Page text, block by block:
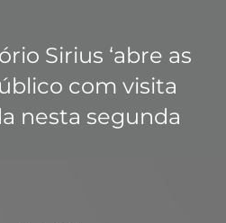
Sirius ‘abre as
com visita
nesta segunda